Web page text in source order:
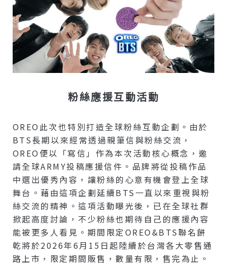
粉絲應援互動活動
OREO此次也特別打造全球粉絲互動企劃。由於
BTS長期以來經常透過親筆信與粉絲交流，
OREO便以「寫信」作為本次活動核心概念，邀
請全球ARMY投稿應援信件。品牌將從投稿作品
中選出優秀內容，讓粉絲的心意有機會登上全球
舞台。藉由這項企劃延續BTS一直以來重視與粉
絲交流的精神。這項活動曝光後，已在全球社群
掀起高度討論，不少粉絲也期待自己的應援內容
能被更多人看見。期間限定OREO&BTS聯名餅
乾將於2026年6月15日起陸續於台灣各大零售通
路上市，限定期間販售，數量有限，售完為止。